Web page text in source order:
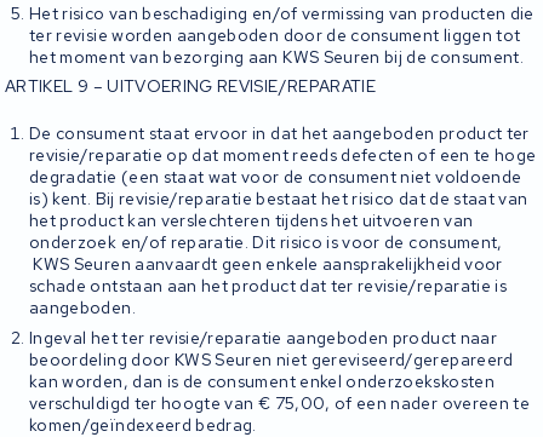
Het risico van beschadiging en/of vermissing van producten die
ter revisie worden aangeboden door de consument liggen tot
het moment van bezorging aan KWS Seuren bij de consument.
ARTIKEL 9 – UITVOERING REVISIE/REPARATIE
De consument staat ervoor in dat het aangeboden product ter
revisie/reparatie op dat moment reeds defecten of een te hoge
degradatie (een staat wat voor de consument niet voldoende
is) kent. Bij revisie/reparatie bestaat het risico dat de staat van
het product kan verslechteren tijdens het uitvoeren van
onderzoek en/of reparatie. Dit risico is voor de consument,
KWS Seuren aanvaardt geen enkele aansprakelijkheid voor
schade ontstaan aan het product dat ter revisie/reparatie is
aangeboden.
Ingeval het ter revisie/reparatie aangeboden product naar
beoordeling door KWS Seuren niet gereviseerd/gerepareerd
kan worden, dan is de consument enkel onderzoekskosten
verschuldigd ter hoogte van € 75,00, of een nader overeen te
komen/geïndexeerd bedrag.